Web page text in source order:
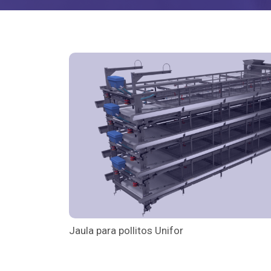
Jaula para pollitos Unifor